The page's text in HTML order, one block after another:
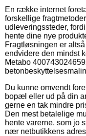
En række internet
forskellige
udleveringssteder,
hente dine nye
Fragtløsningen er
endvidere den mindst
Metabo
Du kunne omvendt
bopæl eller ud på din
gerne en tak mindre
Den mest betalelige
hente varerne, som jo
nær netbutikkens